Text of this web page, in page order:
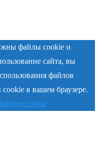
файлы cookie и
сайта, вы
файлов
в вашем браузере.
cookie